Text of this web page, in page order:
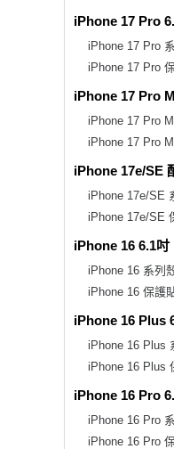
iPhone 17 Pro
iPhone 17 Pro
iPhone 17 Pro
iPhone 17 Pro
iPhone 17 Pro
iPhone 17 Pro
iPhone 17e/SE
iPhone 17e/SE
iPhone 17e/SE
iPhone 16 6.1吋
iPhone 16 系列
iPhone 16 保護
iPhone 16 Plus
iPhone 16 Plus
iPhone 16 Plus
iPhone 16 Pro
iPhone 16 Pro
iPhone 16 Pro